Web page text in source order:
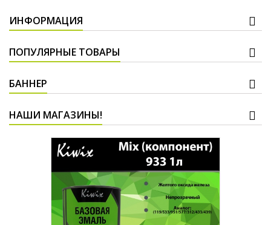
ИНФОРМАЦИЯ
ПОПУЛЯРНЫЕ ТОВАРЫ
БАННЕР
НАШИ МАГАЗИНЫ!